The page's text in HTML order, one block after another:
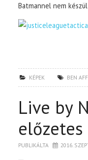
Batmannel nem
KÉPEK BEN
Live by
előzetes
PUBLIKÁLTA 2016.